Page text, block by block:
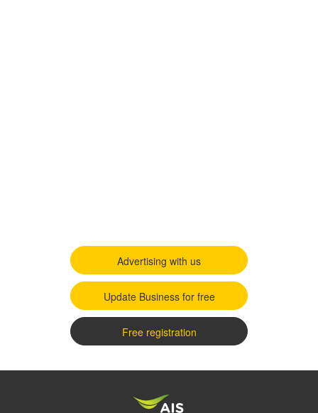
Advertising with us
Update Business for free
Free registration